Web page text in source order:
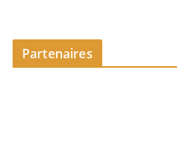
Partenaires